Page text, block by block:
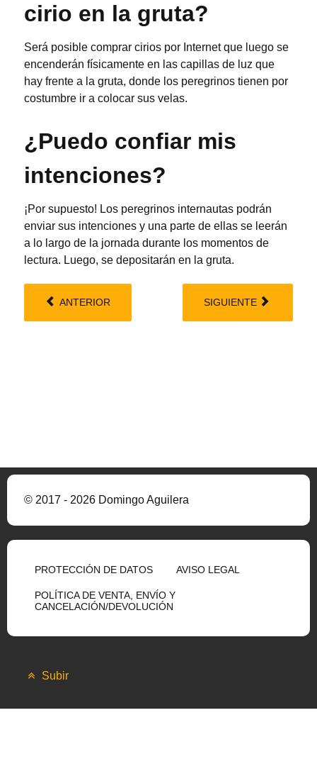
cirio en la gruta?
Será posible comprar cirios por Internet que luego se
encenderán físicamente en las capillas de luz que
hay frente a la gruta, donde los peregrinos tienen por
costumbre ir a colocar sus velas.
¿Puedo confiar mis
intenciones?
¡Por supuesto! Los peregrinos internautas podrán
enviar sus intenciones y una parte de ellas se leerán
a lo largo de la jornada durante los momentos de
lectura. Luego, se depositarán en la gruta.
ANTERIOR SIGUIENTE
© 2017 - 2026 Domingo Aguilera
PROTECCIÓN DE DATOS AVISO LEGAL
POLÍTICA DE VENTA, ENVÍO Y
CANCELACIÓN/DEVOLUCIÓN
Subir